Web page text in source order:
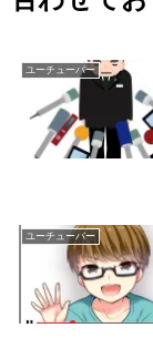
ユーチューバー
ユーチューバー